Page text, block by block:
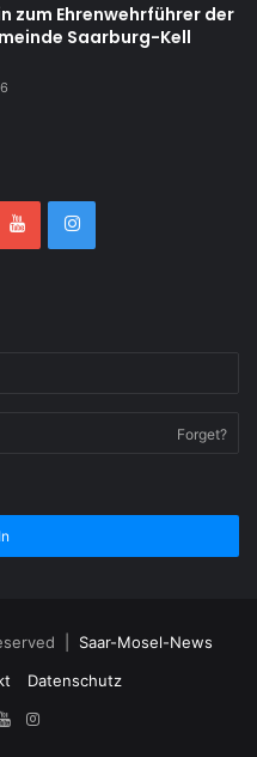
zum Ehrenwehrführer der
Saarburg-Kell
Forget?
| Saar-Mosel-News
Datenschutz